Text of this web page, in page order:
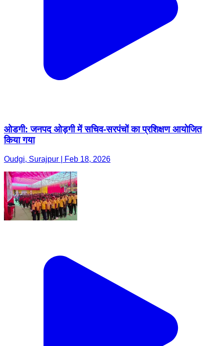
ओडगी: जनपद ओड़गी में सचिव-सरपंचों का प्रशिक्षण आयोजित
किया गया
Oudgi, Surajpur | Feb 18, 2026